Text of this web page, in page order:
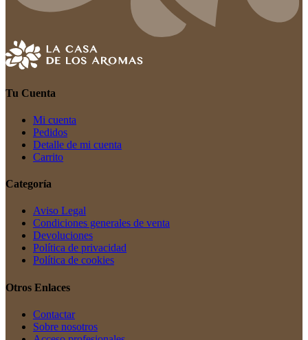
Tu Cuenta
Mi cuenta
Pedidos
Detalle de mi cuenta
Carrito
Categoría
Aviso Legal
Condiciones generales de venta
Devoluciones
Política de privacidad
Política de cookies
Otros Enlaces
Contactar
Sobre nosotros